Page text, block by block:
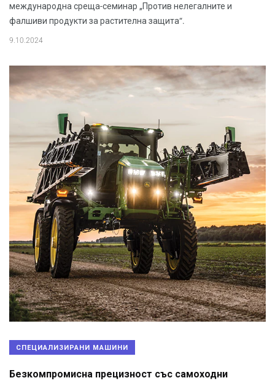
международна среща-семинар „Против нелегалните и
фалшиви продукти за растителна защита“.
9.10.2024
СПЕЦИАЛИЗИРАНИ МАШИНИ
Безкомпромисна прецизност със самоходни